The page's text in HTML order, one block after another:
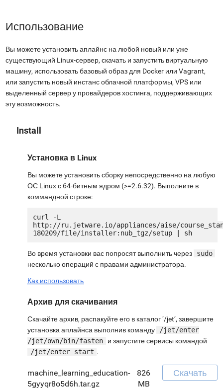
Использование
Вы можете установить аплайнс на любой новый или уже
существующий Linux-сервер, скачать и запустить виртуальную
машину, использовать базовый образ для Docker или Vagrant,
или запустить новый инстанс облачной платформы, VPS или
выделенный сервер у провайдеров хостинга, поддерживающих
эту возможность.
Install
Установка в Linux
Вы можете установить сборку непосредственно на любую
ОС Linux с 64-битным ядром (>=2.6.32). Выполните в
коммандной строке:
curl -L
http://ru.jetware.io/appliances/aise/
Во время установки вас попросят выполнить через
sudo
несколько операций с правами администратора.
Как использовать
Архив для скачивания
Скачайте архив, распакуйте его в каталог ‘/jet’, завершите
установка аплайнса выполнив команду
/jet/enter
/jet/own/bin/fasten
и запустите сервисы командой
/jet/enter start .
machine_learning_education-
5gyyqr8o5d6h.tar.gz
826
MB
Скачать